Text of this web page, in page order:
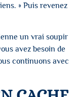
» Puis revenez
un vrai soupir
avez besoin de
continuons avec